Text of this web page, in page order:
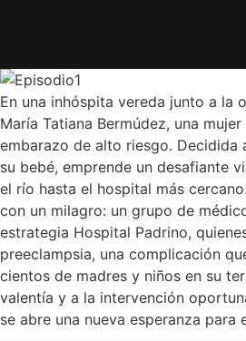
En una inhóspita vereda junto a la
María Tatiana Bermúdez, una
embarazo de alto riesgo. Decidida
su bebé, emprende un desafiante
el río hasta el hospital más
con un milagro: un grupo de
estrategia Hospital Padrino,
preeclampsia, una complicación
cientos de madres y niños en su
valentía y a la intervención
se abre una nueva esperanza para